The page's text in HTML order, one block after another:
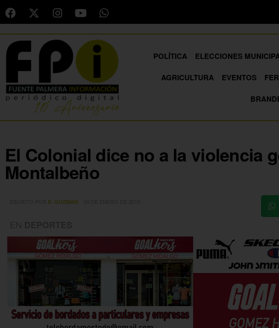
POLÍTICA ELECCIONES
AGRICULTURA
EVENTOS
El Colonial dice no a la violencia
Montalbeño
E. GUZMÁN